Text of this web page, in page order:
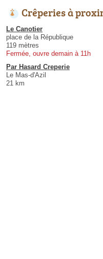
Crêperies à
Le Canotier
place de la République
119 mètres
Fermée, ouvre demain à 11h
Par Hasard Creperie
Le Mas-d'Azil
21 km